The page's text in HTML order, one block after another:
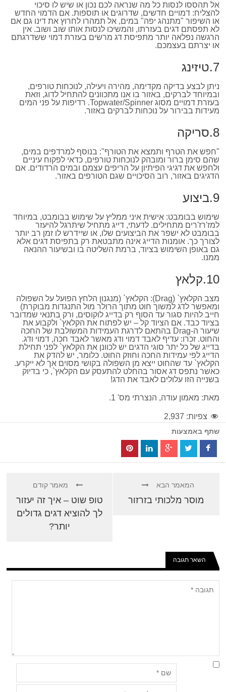
אל תהססו לנסות כל מה שנראה לכם נכון או שיש לו סיכוי
להצליח: דמויים חדשים, שדרוגים או תוספות. אם הדמוי החדש
או השיפור "מתנהג יפה" במים, אל תמהרו לחרוץ את דינו גם אם
לא תפסתם דגים בעזרתו, והמשיכו לנסות אותו שוב ושוב. אין
הרגשה נפלאה יותר מתפיסת דג מרשים בעזרת דמוי ששדרגתם
או יצרתם בעצמכם.
7.טיזינג
ניתן לבצע בדיקה מקדימה, מהירה ויעילה, לנוכחות טורפים,
ובמיוחד לברקים, באזור בו אנו מתכוונים להתחיל לדוג, וזאת
בעזרת דמויים מסוג Topwater/Spinner. רדיפות על פני המים
מעידות בבירור על נוכחות לברקים באזור.
8.סריקה
"חפש את הטרף ותמצא את הטורף": בנוסף למרדפים במים,
שהם סימן ברור ומובהק לנוכחות טורפים, כדאי לפקוח עיניים
ולחפש את דגיגי הפיתיון על הריפים עצמם ובמים הרדודים. אם
הדגיגים באזור, רוב הסיכויים שגם הטורפים באזור.
9.ביצוע
שימוש בבומבט: אישית איני ממליץ על שימוש בבומבט, במיוחד
למז'רז'רים מתחילים. לדעתי, דייג מתחיל שיתרגל להיעזר
בבומבט לא ישפר את הביצועים שלו, או שיידרש לו זמן רב יותר
לצורך כך. אומנות הדייג אינה מתבטאת רק בתפיסת דגים אלא
גם באופן השימוש בציוד, ברמת השליטה בו ובשיעור ההנאה
ממנו.
10.קלאץ
מצב הקלאץ` (Drag): הקלאץ` (מנגנון הלחץ הפועל על השפולה
ומאפשר לדג למשוך חוט מתוך הרולר מול התנגדות מבוקרת)
חייב להיות סגור עד הסוף רק בדייג לוקוסים, ורק בתנאי שמדובר
בציוד כבד. אם הציוד קל – יש לפתוח את הקלאץ` ולקבוע את
שיעור ה-Drag בהתאם לדרגת העמידות המשולבת של החכה
והחוט. זכרו: עדיף לאבד דמוי ודג מאשר לאבד חכה, דמוי ודג.
בדייג של כל יתר סוגי הדגים יש לכוונן את הקלאץ` לפני תחילת
הדייג לפי עמידות החכה וחוזק החוט. כלומר, יש להדק את
הקלאץ` עד שהחוט ייצא מן השפולה בקושי מסוים אך לא ייקרע.
כאשר נתפס דג אסור בהחלט להתעסק עם הקלאץ`, כי בדיוק
בשנייה הזו עלולים לאבד את הדג!
מאת: מאמון עודה, הנצרתי מס' 1.
צפיות: 2,937
שתף באמצעות
מאמר קודם
טופ שוט – איך זה יעזור
לך להוציא דגים גדולים
יותר?
המאמר הבא
מוסר מלכותי בזרזור
השאר תגובה